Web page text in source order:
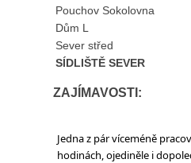
Pouchov Sokolovna
Dům L
Sever střed
SÍDLIŠTĚ SEVER
ZAJÍMAVOSTI:
Jedna z pár víceméně
hodinách, ojediněle i